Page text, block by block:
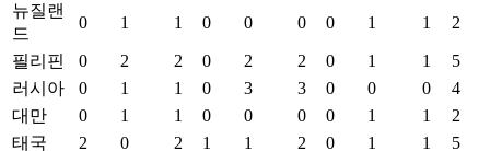
뉴질랜
드
0 1 1 0 0 0 0 1 1 2
필리핀 0 2 2 0 2 2 0 1 1
5
러시아
0 1 1 0 3 3 0 0 0
4
대만
0 1 1 0 0 0 0 1 1
2
태국
2 0 2 1 1 2 0 1 1
5